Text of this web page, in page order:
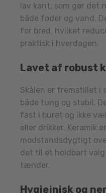
lav kant, som gør det
både foder og vand.
for bred, hvilket
praktisk i hverdagen.
Lavet af robust
Skålen er fremstillet i
både tung og stabil.
fast i buret og ikke
eller drikker. Keramik
modstandsdygtigt
det til et holdbart
tænder.
Hygiejnisk og